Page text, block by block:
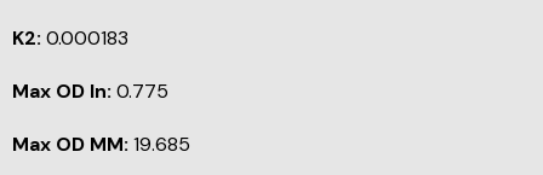
K2: 0.000183
Max OD In: 0.775
Max OD MM: 19.685